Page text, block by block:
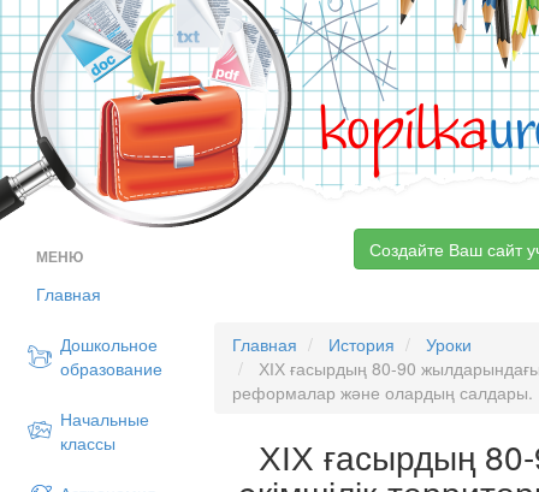
kopilka
МЕНЮ
Главная
Дошкольное
образование
Начальные
классы
Создайте Ваш сайт
Главная История
Уроки
ХІХ ғасырдың 80-90 жылдарындағы
реформалар және олардың салдары.
ХІХ ғасырдың